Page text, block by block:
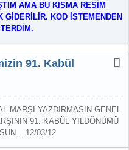
AMA BU KISMA RESİM
GİDERİLİR. KOD İSTEMENDEN
91. Kabül
MARŞI YAZDIRMASIN GENEL
91. KABÜL YILDÖNÜMÜ
12/03/12